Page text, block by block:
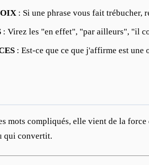
: Si une phrase vous fait trébucher,
: Virez les "en effet", "par ailleurs", "il
: Est-ce que ce que j'affirme est
mots compliqués, elle vient de la
qui convertit.